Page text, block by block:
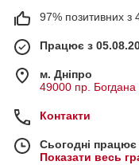
97% позитивних з
Працює з
м. Дніпро
49000 пр. Богдана
Контакти
Сьогодні
Показати весь